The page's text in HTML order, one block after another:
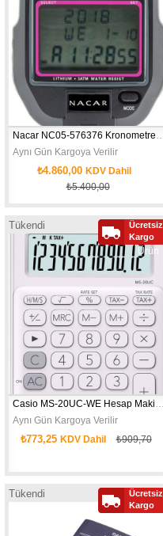
Nacar NC05-576376 Kronometre-Cronometre-Chronometre
Aynı Gün Kargoya Verilir
₺4.860,00 KDV Dahil
₺5.400,00
Tükendi
Aynı Gün Kargoya Verilir
₺773,25 KDV Dahil ₺909,70
Ücretsiz
Kargo
Ürün
Tükendi
Ücretsiz
Kargo